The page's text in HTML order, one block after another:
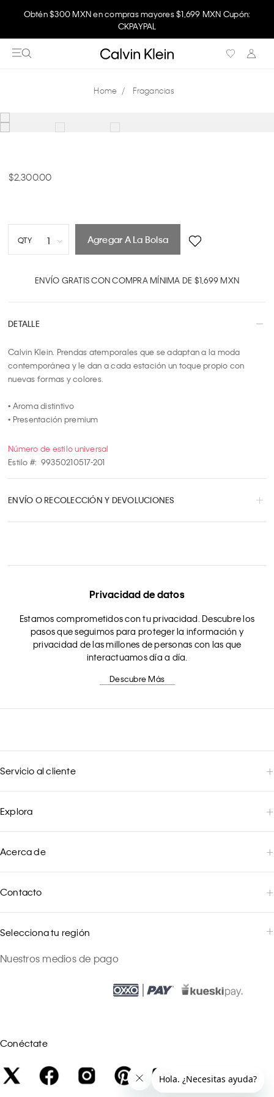
Obtén $300 MXN en compras mayores $1,699 MXN Cupón:
CKPAYPAL
Fragancias
2,300.00
QTY 1
5
7
10
Agregar A La Bolsa
ENVÍO GRATIS CON COMPRA MÍNIMA DE $1,699 MXN
DETALLE
Calvin Klein. Prendas atemporales que se adaptan a la moda
contemporánea y le dan a cada estación un toque propio con
nuevas formas y colores.
• Aroma distintivo
• Presentación premium
Número de estilo universal
Estilo #: 99350210517-201
ENVÍO O RECOLECCIÓN Y DEVOLUCIONES
Privacidad de datos
Estamos comprometidos con tu privacidad. Descubre los
pasos que seguimos para proteger la información y
privacidad de las millones de personas con las que
interactuamos día a día.
Descubre Más
Servicio al cliente
Explora
Acerca de
Contacto
Selecciona tu región
Nuestros medios de pago
Conéctate